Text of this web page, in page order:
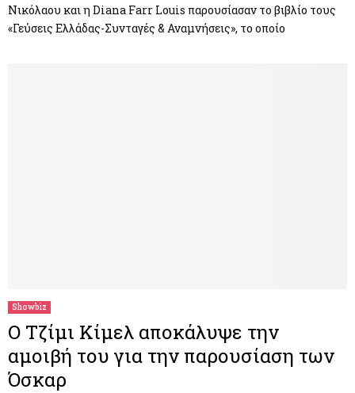
Νικόλαου και η Diana Farr Louis παρουσίασαν το βιβλίο τους
«Γεύσεις Ελλάδας-Συνταγές & Αναμνήσεις», το οποίο
Showbiz
Ο Τζίμι Κίμελ αποκάλυψε την
αμοιβή του για την παρουσίαση των
Όσκαρ